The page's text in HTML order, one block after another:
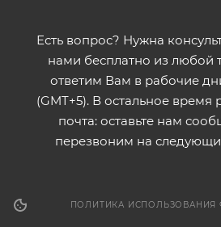
Есть вопрос? Нужна
нами бесплатно из любой
ответим Вам в рабочие
(GMT+5). В остальное время
почта: оставьте нам
перезвоним на
ПОЛИТИКА ИСПОЛЬЗОВАНИЯ